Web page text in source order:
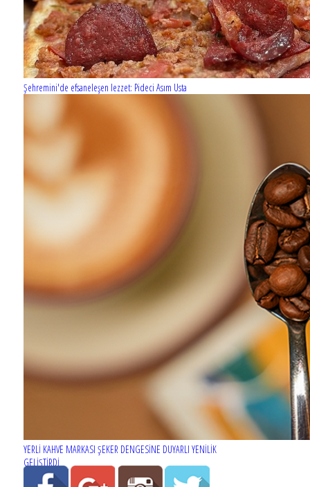
Şehremini'de efsaneleşen lezzet: Pideci Asım Usta
YERLİ KAHVE MARKASI ŞEKER DENGESİNE DUYARLI YENİLİK
GELİŞTİRDİ